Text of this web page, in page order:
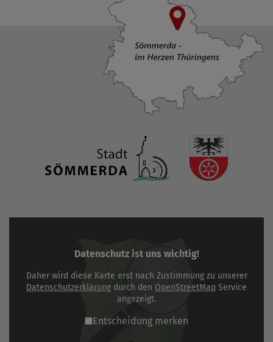
Datenschutz ist uns wichtig!
Daher wird diese Karte erst nach Zustimmung zu unserer
Datenschutzerklärung durch den OpenStreetMap Service
angezeigt.
Entscheidung merken